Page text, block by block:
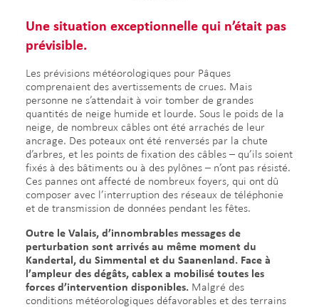
Une situation exceptionnelle qui n’était pas
prévisible.
Les prévisions météorologiques pour Pâques
comprenaient des avertissements de crues. Mais
personne ne s’attendait à voir tomber de grandes
quantités de neige humide et lourde. Sous le poids de la
neige, de nombreux câbles ont été arrachés de leur
ancrage. Des poteaux ont été renversés par la chute
d’arbres, et les points de fixation des câbles – qu’ils soient
fixés à des bâtiments ou à des pylônes – n’ont pas résisté.
Ces pannes ont affecté de nombreux foyers, qui ont dû
composer avec l’interruption des réseaux de téléphonie
et de transmission de données pendant les fêtes.
Outre le Valais, d’innombrables messages de
perturbation sont arrivés au même moment du
Kandertal, du Simmental et du Saanenland. Face à
l’ampleur des dégâts, cablex a mobilisé toutes les
forces d’intervention disponibles. Malgré des
conditions météorologiques défavorables et des terrains